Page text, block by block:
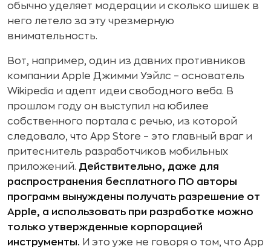
обычно уделяет модерации и сколько шишек в
него летело за эту чрезмерную
внимательность.
Вот, например, один из давних противников
компании Apple Джимми Уэйлс – основатель
Wikipedia и адепт идеи свободного веба. В
прошлом году он выступил на юбилее
собственного портала с речью, из которой
следовало, что App Store – это главный враг и
притеснитель разработчиков мобильных
приложений. Действительно, даже для
распространения бесплатного ПО авторы
программ вынуждены получать разрешение от
Apple, а использовать при разработке можно
только утвержденные корпорацией
инструменты. И это уже не говоря о том, что App